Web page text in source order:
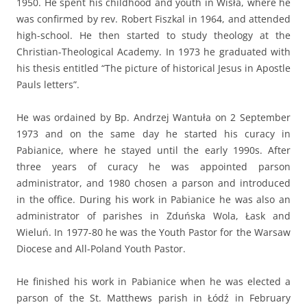
was confirmed by rev. Robert Fiszkal in 1964, and attended
high-school. He then started to study theology at the
Christian-Theological Academy. In 1973 he graduated with
his thesis entitled “The picture of historical Jesus in Apostle
Pauls letters”.
He was ordained by Bp. Andrzej Wantuła on 2 September
1973 and on the same day he started his curacy in
Pabianice, where he stayed until the early 1990s. After
three years of curacy he was appointed parson
administrator, and 1980 chosen a parson and introduced
in the office. During his work in Pabianice he was also an
administrator of parishes in Zduńska Wola, Łask and
Wieluń. In 1977-80 he was the Youth Pastor for the Warsaw
Diocese and All-Poland Youth Pastor.
He finished his work in Pabianice when he was elected a
parson of the St. Matthews parish in Łódź in February